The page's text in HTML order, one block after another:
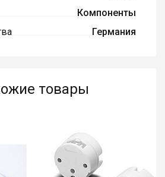
Компоненты
Германия
товары